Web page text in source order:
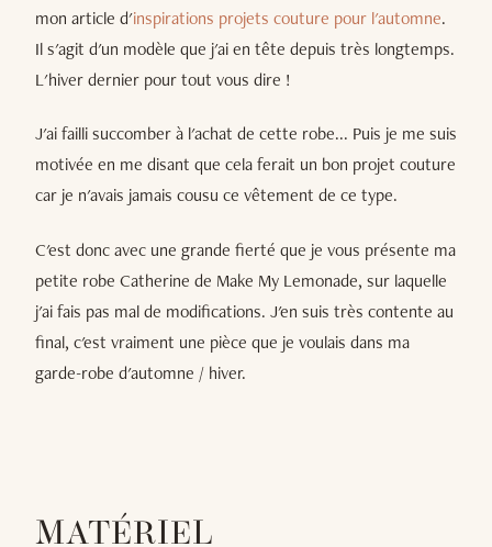
mon article d'inspirations projets couture pour l'automne.
Il s'agit d'un modèle que j'ai en tête depuis très longtemps.
L'hiver dernier pour tout vous dire !
J'ai failli succomber à l'achat de cette robe... Puis je me suis
motivée en me disant que cela ferait un bon projet couture
car je n'avais jamais cousu ce vêtement de ce type.
C'est donc avec une grande fierté que je vous présente ma
petite robe Catherine de Make My Lemonade, sur laquelle
j'ai fais pas mal de modifications. J'en suis très contente au
final, c'est vraiment une pièce que je voulais dans ma
garde-robe d'automne / hiver.
MATÉRIEL